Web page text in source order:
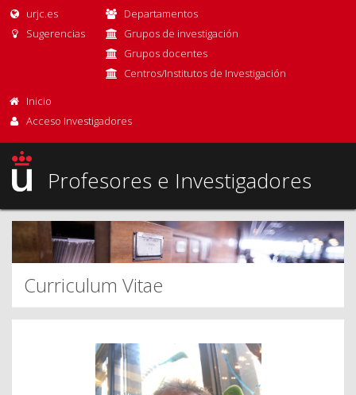
urjc.es
Sugerencias
Departamentos
Grupos de investigación
Grupos docentes
Centros/Institutos de Investigación
Inicio
Acceso Investigadores
Profesores e Investigadores
Curriculum Vitae